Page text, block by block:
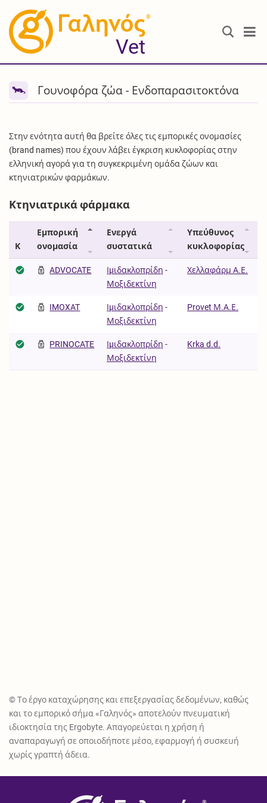
®
Vet
Γουνοφόρα ζώα - Ενδοπαρασιτοκτόνα
Στην ενότητα αυτή θα βρείτε όλες τις εμπορικές ονομασίες
(brand names) που έχουν λάβει έγκριση κυκλοφορίας στην
ελληνική αγορά για τη συγκεκριμένη ομάδα ζώων και
κτηνιατρικών φαρμάκων.
Κτηνιατρικά φάρμακα
Κ
Εμπορική
ονομασία
Ενεργά
συστατικά
Υπεύθυνος
κυκλοφορίας
ADVOCATE Ιµιδακλοπρίδη -
Μοξιδεκτίνη
Χελλαφάρμ Α.Ε.
IMOXAT Ιµιδακλοπρίδη -
Μοξιδεκτίνη
Provet Μ.Α.Ε.
PRINOCATE Ιµιδακλοπρίδη -
Μοξιδεκτίνη
Krka d.d.
© Το έργο καταχώρησης και επεξεργασίας δεδομένων, καθώς
και το εμπορικό σήμα «Γαληνός» αποτελούν πνευματική
ιδιοκτησία της Ergobyte. Απαγορεύεται η χρήση ή
αναπαραγωγή σε οποιοδήποτε μέσο, εφαρμογή ή συσκευή
χωρίς γραπτή άδεια.